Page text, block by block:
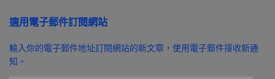
適用電子郵件訂閱網站
輸入你的電子郵件地址訂閱網站的新文章，使用電子郵件接收新通
知。